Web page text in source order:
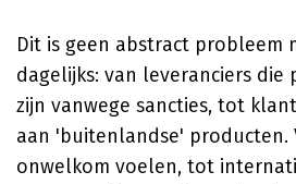
Dit is geen abstract probleem
dagelijks: van leveranciers
zijn vanwege sancties, tot
aan 'buitenlandse' producten.
onwelkom voelen, tot